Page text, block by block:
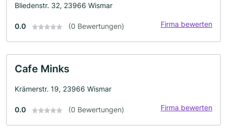
Bliedenstr. 32, 23966 Wismar
0.0 (0 Bewertungen) Firma bewerten
Cafe Minks
Krämerstr. 19, 23966 Wismar
0.0 (0 Bewertungen) Firma bewerten